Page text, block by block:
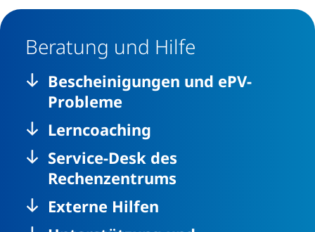
Beratung und Hilfe
Bescheinigungen und ePV-
Probleme
Lerncoaching
Service-Desk des
Rechenzentrums
Externe Hilfen